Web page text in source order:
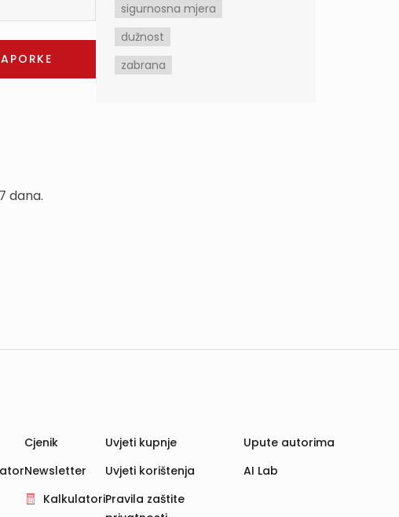
dana.
sigurnosna mjera
dužnost
zabrana
Cjenik
Newsletter
Kalkulatori
Uvjeti kupnje
Uvjeti korištenja
Pravila zaštite
Upute autorima
AI Lab